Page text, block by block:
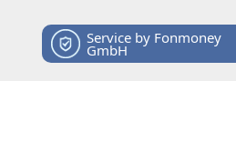
Service by Fonmoney
GmbH